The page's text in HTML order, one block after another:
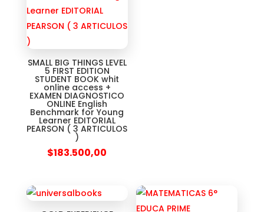
SMALL BIG THINGS LEVEL
5 FIRST EDITION
STUDENT BOOK whit
online access +
EXAMEN DIAGNOSTICO
ONLINE English
Benchmark for Young
Learner EDITORIAL
PEARSON ( 3 ARTICULOS
)
$183.500,00